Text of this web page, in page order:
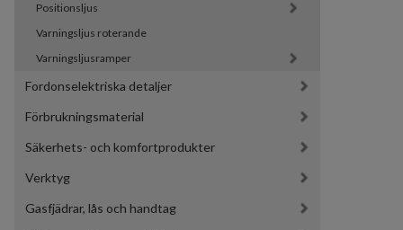
Positionsljus
Varningsljus roterande
Varningsljusramper
Fordonselektriska detaljer
Förbrukningsmaterial
Säkerhets- och komfortprodukter
Verktyg
Gasfjädrar, lås och handtag